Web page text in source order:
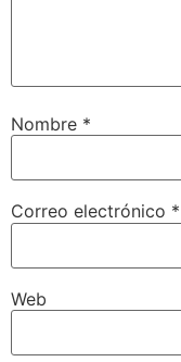
Nombre *
Correo electrónico *
Web